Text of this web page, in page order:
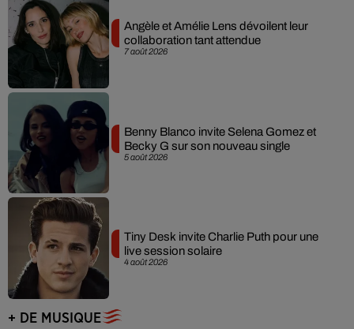
7 août 2026
Angèle et Amélie Lens dévoilent leur
collaboration tant attendue
5 août 2026
Benny Blanco invite Selena Gomez et
Becky G sur son nouveau single
4 août 2026
Tiny Desk invite Charlie Puth pour une
live session solaire
+ DE MUSIQUE